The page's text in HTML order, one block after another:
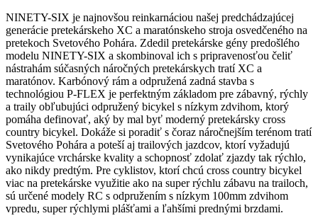
NINETY-SIX je najnovšou reinkarnáciou našej predchádzajúcej
generácie pretekárskeho XC a maratónskeho stroja osvedčeného na
pretekoch Svetového Pohára. Zdedil pretekárske gény predošlého
modelu NINETY-SIX a skombinoval ich s pripravenosťou čeliť
nástrahám súčasných náročných pretekárskych tratí XC a
maratónov. Karbónový rám a odpružená zadná stavba s
technológiou P-FLEX je perfektným základom pre zábavný, rýchly
a traily obľubujúci odpružený bicykel s nízkym zdvihom, ktorý
pomáha definovať, aký by mal byť moderný pretekársky cross
country bicykel. Dokáže si poradiť s čoraz náročnejším terénom tratí
Svetového Pohára a poteší aj trailových jazdcov, ktorí vyžadujú
vynikajúce vrchárske kvality a schopnosť zdolať zjazdy tak rýchlo,
ako nikdy predtým. Pre cyklistov, ktorí chcú cross country bicykel
viac na pretekárske využitie ako na super rýchlu zábavu na trailoch,
sú určené modely RC s odpružením s nízkym 100mm zdvihom
vpredu, super rýchlymi plášťami a ľahšími prednými brzdami.